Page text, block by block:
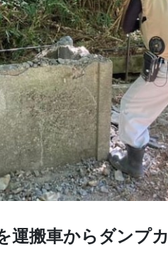
搬車からダンプカ